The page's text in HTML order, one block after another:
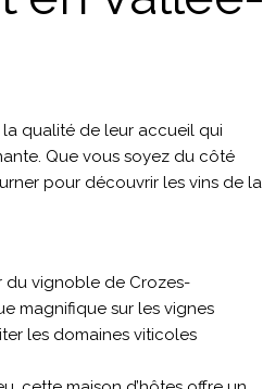
la qualité de leur accueil qui
Que vous soyez du côté
pour découvrir les vins de la
du vignoble de Crozes-
magnifique sur les vignes
les domaines viticoles